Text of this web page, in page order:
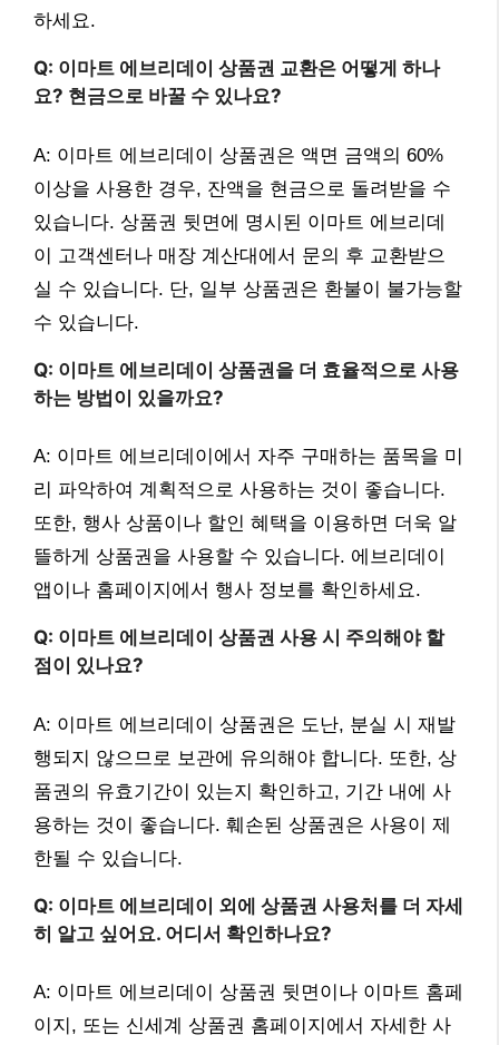
하세요.
Q: 이마트 에브리데이 상품권 교환은 어떻게 하나
요? 현금으로 바꿀 수 있나요?
A: 이마트 에브리데이 상품권은 액면 금액의 60%
이상을 사용한 경우, 잔액을 현금으로 돌려받을 수
있습니다. 상품권 뒷면에 명시된 이마트 에브리데
이 고객센터나 매장 계산대에서 문의 후 교환받으
실 수 있습니다. 단, 일부 상품권은 환불이 불가능할
수 있습니다.
Q: 이마트 에브리데이 상품권을 더 효율적으로 사용
하는 방법이 있을까요?
A: 이마트 에브리데이에서 자주 구매하는 품목을 미
리 파악하여 계획적으로 사용하는 것이 좋습니다.
또한, 행사 상품이나 할인 혜택을 이용하면 더욱 알
뜰하게 상품권을 사용할 수 있습니다. 에브리데이
앱이나 홈페이지에서 행사 정보를 확인하세요.
Q: 이마트 에브리데이 상품권 사용 시 주의해야 할
점이 있나요?
A: 이마트 에브리데이 상품권은 도난, 분실 시 재발
행되지 않으므로 보관에 유의해야 합니다. 또한, 상
품권의 유효기간이 있는지 확인하고, 기간 내에 사
용하는 것이 좋습니다. 훼손된 상품권은 사용이 제
한될 수 있습니다.
Q: 이마트 에브리데이 외에 상품권 사용처를 더 자세
히 알고 싶어요. 어디서 확인하나요?
A: 이마트 에브리데이 상품권 뒷면이나 이마트 홈페
이지, 또는 신세계 상품권 홈페이지에서 자세한 사